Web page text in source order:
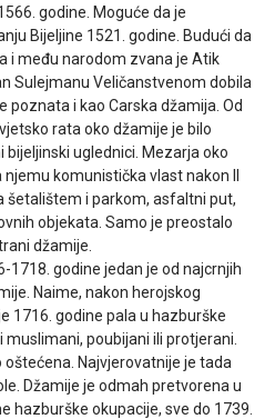
godine. Moguće da je
Bijeljine 1521. godine. Budući da
i među narodom zvana je Atik
Sulejmanu Veličanstvenom dobila
poznata i kao Carska džamija. Od
rata oko džamije je bilo
uglednici. Mezarja oko
komunistička vlast nakon II
šetalištem i parkom, asfaltni put,
objekata. Samo je preostalo
džamije.
1718. godine jedan je od najcrnjih
Naime, nakon herojskog
1716. godine pala u hazburške
muslimani, poubijani ili protjerani.
Najvjerovatnije je tada
Džamije je odmah pretvorena u
hazburške okupacije, sve do 1739.